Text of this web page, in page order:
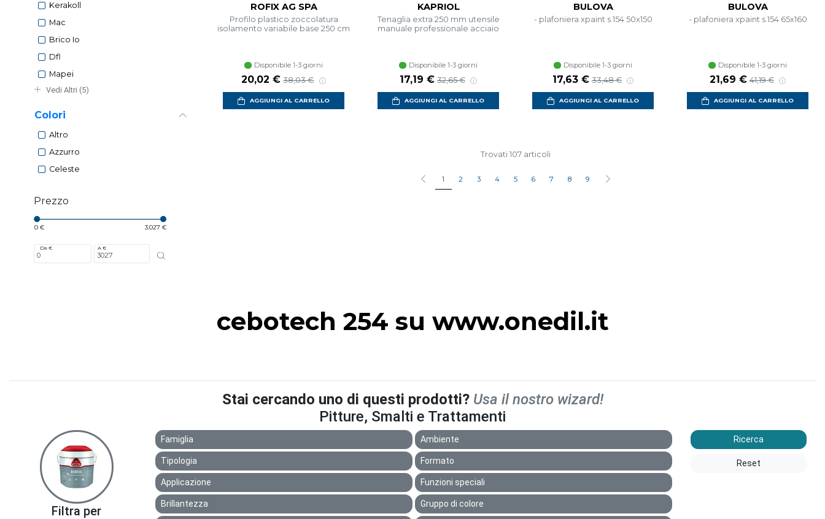
Kerakoll
Mac
Brico Io
Dfl
Mapei
Vedi Altri (5)
Colori
Altro
Azzurro
Celeste
Prezzo
0 € 3.027 €
Da € A €
ROFIX AG SPA
Profilo plastico zoccolatura
isolamento variabile base 250 cm
Disponibile 1-3 giorni
20,02 € 38,03 €
AGGIUNGI AL CARRELLO
KAPRIOL
Tenaglia extra 250 mm utensile
manuale professionale acciaio
Disponibile 1-3 giorni
17,19 € 32,65 €
AGGIUNGI AL CARRELLO
BULOVA
- plafoniera xpaint s.154 50x150
Disponibile 1-3 giorni
17,63 € 33,48 €
AGGIUNGI AL CARRELLO
BULOVA
- plafoniera xpaint s.154 65x160
Disponibile 1-3 giorni
21,69 € 41,19 €
AGGIUNGI AL CARRELLO
Trovati 107 articoli
1 2 3 4 5 6 7 8 9
cebotech 254 su www.onedil.it
Stai cercando uno di questi prodotti? Usa il nostro wizard!
Pitture, Smalti e Trattamenti
Filtra per
Famiglia Ambiente
Tipologia Formato
Applicazione Funzioni speciali
Brillantezza Gruppo di colore
Ricerca
Reset